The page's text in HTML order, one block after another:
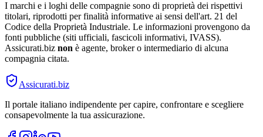
I marchi e i loghi delle compagnie sono di proprietà dei rispettivi
titolari, riprodotti per finalità informative ai sensi dell'art. 21 del
Codice della Proprietà Industriale. Le informazioni provengono da
fonti pubbliche (siti ufficiali, fascicoli informativi, IVASS).
Assicurati.biz non è agente, broker o intermediario di alcuna
compagnia citata.
Assicurati.biz
Il portale italiano indipendente per capire, confrontare e scegliere
consapevolmente la tua assicurazione.